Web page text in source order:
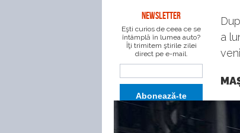
NEWSLETTER
Eşti curios de ceea ce se
întâmplă în lumea auto?
Îţi trimitem ştirile zilei
direct pe e-mail.
a